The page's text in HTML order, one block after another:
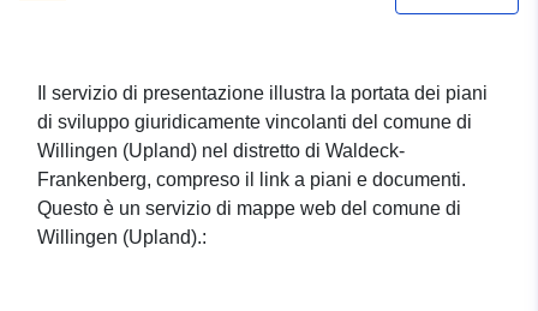
Il servizio di presentazione illustra la portata dei piani
di sviluppo giuridicamente vincolanti del comune di
Willingen (Upland) nel distretto di Waldeck-
Frankenberg, compreso il link a piani e documenti.
Questo è un servizio di mappe web del comune di
Willingen (Upland).: